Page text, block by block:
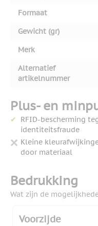
Formaat
Gewicht (gr)
Merk
Alternatief
artikelnummer
Plus- en
RFID-bescherming
identiteitsfraude
Kleine
door materiaal
Bedrukking
Wat zijn de
Voorzijde